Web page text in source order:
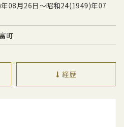
08月26日〜昭和24(1949)年07
町
経歴